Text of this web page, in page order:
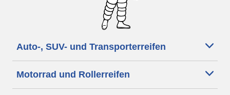
Auto-, SUV- und Transporterreifen
Motorrad und Rollerreifen